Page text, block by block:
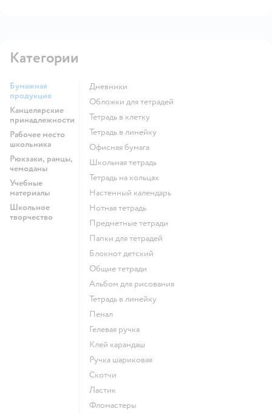
Категории
Бумажная
продукция
Канцелярские
принадлежности
Рабочее место
школьника
Рюкзаки, ранцы,
чемоданы
Учебные
материалы
Школьное
творчество
Дневники
Обложки для тетрадей
Тетрадь в клетку
Тетрадь в линейку
Офисная бумага
Школьная тетрадь
Тетрадь на кольцах
Настенный календарь
Нотная тетрадь
Предметные тетради
Папки для тетрадей
Блокнот детский
Общие тетради
Альбом для рисования
Тетрадь в линейку
Пенал
Гелевая ручка
Клей карандаш
Ручка шариковая
Скотчи
Ластик
Фломастеры